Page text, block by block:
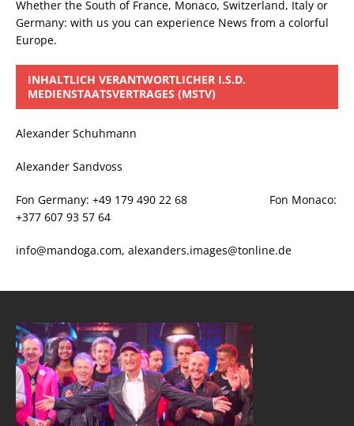
Whether the South of France, Monaco, Switzerland, Italy or
Germany: with us you can experience News from a colorful
Europe.
INHALTLICH VERANTWORTLICHER I.S.D.
MEDIENSTAATSVERTRAGES (MSTV)
Alexander Schuhmann
Alexander Sandvoss
Fon Germany: +49 179 490 22 68 Fon Monaco:
+377 607 93 57 64
info@mandoga.com, alexanders.images@tonline.de